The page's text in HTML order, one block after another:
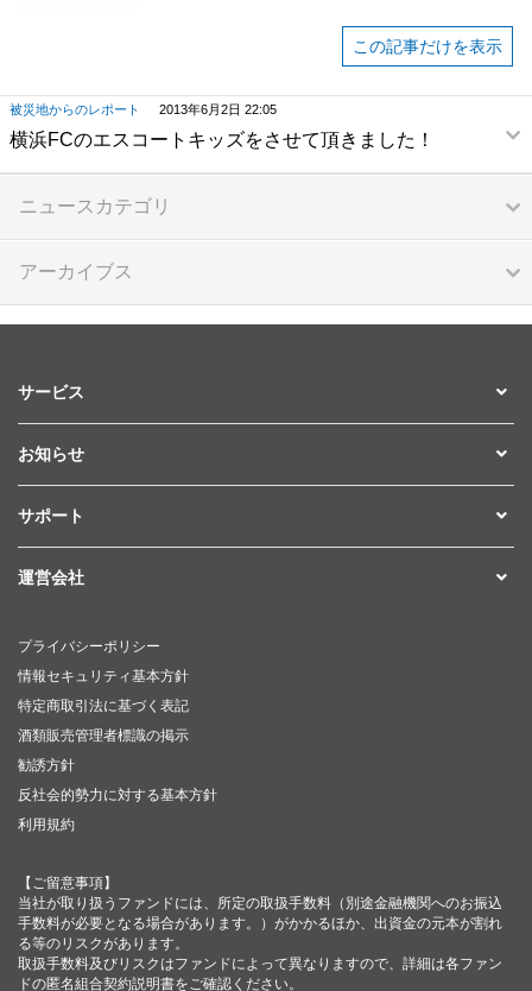
この記事だけを表示
被災地からのレポート 2013年6月2日 22:05
横浜FCのエスコートキッズをさせて頂きました！
ニュースカテゴリ
アーカイブス
サービス
お知らせ
サポート
運営会社
プライバシーポリシー
情報セキュリティ基本方針
特定商取引法に基づく表記
酒類販売管理者標識の掲示
勧誘方針
反社会的勢力に対する基本方針
利用規約
【ご留意事項】
当社が取り扱うファンドには、所定の取扱手数料（別途金融機関へのお振込
手数料が必要となる場合があります。）がかかるほか、出資金の元本が割れ
る等のリスクがあります。
取扱手数料及びリスクはファンドによって異なりますので、詳細は各ファン
ドの匿名組合契約説明書をご確認ください。